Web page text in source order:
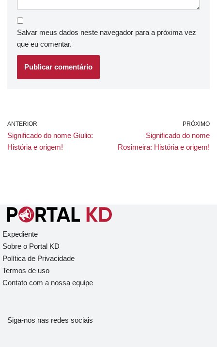
Salvar meus dados neste navegador para a próxima vez
que eu comentar.
ANTERIOR
Significado do nome Giulio:
História e origem!
PRÓXIMO
Significado do nome
Rosimeira: História e origem!
Expediente
Sobre o Portal KD
Política de Privacidade
Termos de uso
Contato com a nossa equipe
Siga-nos nas redes sociais